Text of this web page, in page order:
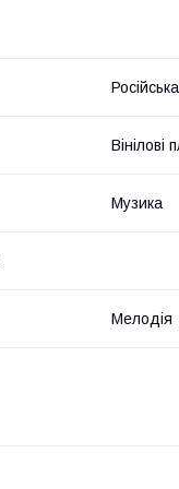
Російська
Вінілові
Музика
Мелодія